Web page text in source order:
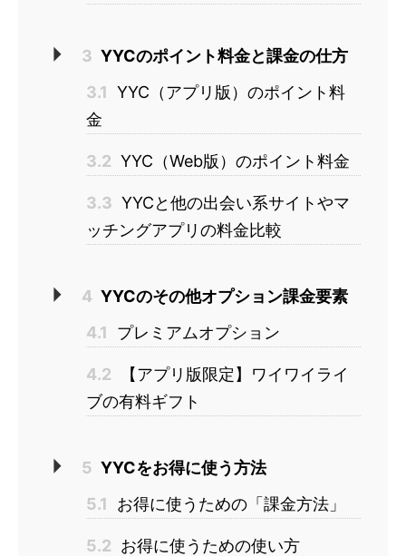
3 YYCのポイント料金と課金の仕方
3.1 YYC（アプリ版）のポイント料
金
3.2 YYC（Web版）のポイント料金
3.3 YYCと他の出会い系サイトやマ
ッチングアプリの料金比較
4 YYCのその他オプション課金要素
4.1
プレミアムオプション
4.2
【アプリ版限定】ワイワイライ
ブの有料ギフト
5 YYCをお得に使う方法
5.1
お得に使うための「課金方法」
5.2 お得に使うための使い方